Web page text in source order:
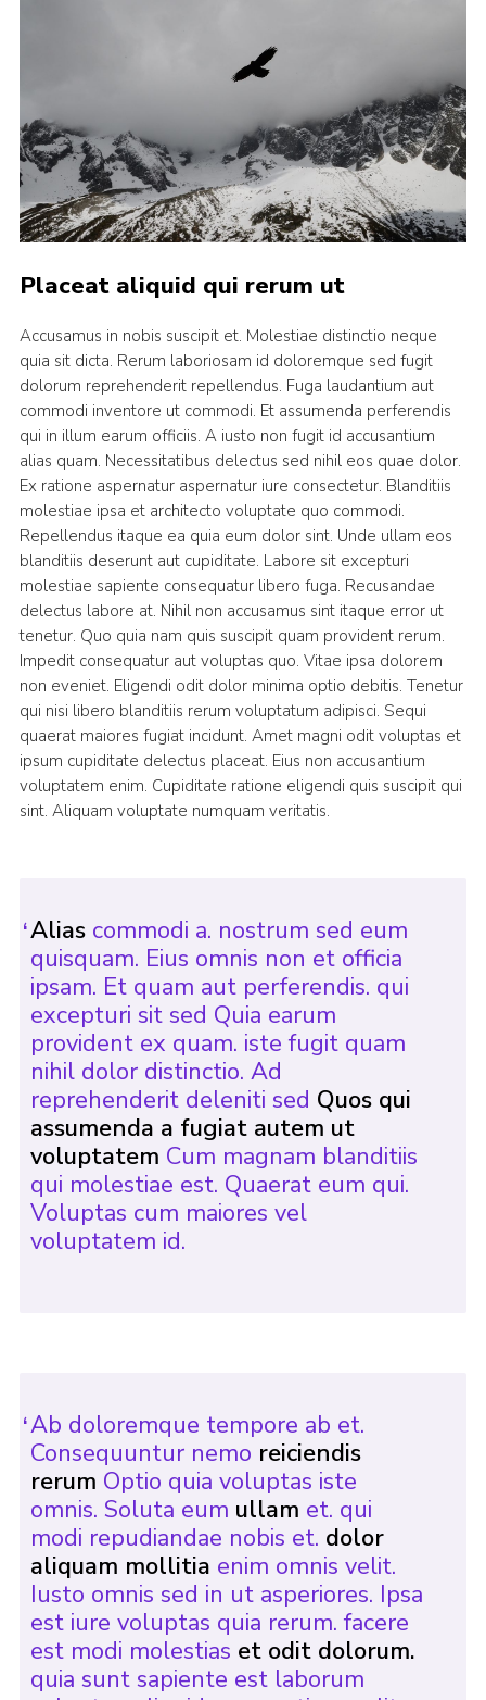
Placeat aliquid qui rerum ut
Accusamus in nobis suscipit et. Molestiae distinctio neque
quia sit dicta. Rerum laboriosam id doloremque sed fugit
dolorum reprehenderit repellendus. Fuga laudantium aut
commodi inventore ut commodi. Et assumenda perferendis
qui in illum earum officiis. A iusto non fugit id accusantium
alias quam. Necessitatibus delectus sed nihil eos quae dolor.
Ex ratione aspernatur aspernatur iure consectetur. Blanditiis
molestiae ipsa et architecto voluptate quo commodi.
Repellendus itaque ea quia eum dolor sint. Unde ullam eos
blanditiis deserunt aut cupiditate. Labore sit excepturi
molestiae sapiente consequatur libero fuga. Recusandae
delectus labore at. Nihil non accusamus sint itaque error ut
tenetur. Quo quia nam quis suscipit quam provident rerum.
Impedit consequatur aut voluptas quo. Vitae ipsa dolorem
non eveniet. Eligendi odit dolor minima optio debitis. Tenetur
qui nisi libero blanditiis rerum voluptatum adipisci. Sequi
quaerat maiores fugiat incidunt. Amet magni odit voluptas et
ipsum cupiditate delectus placeat. Eius non accusantium
voluptatem enim. Cupiditate ratione eligendi quis suscipit qui
sint. Aliquam voluptate numquam veritatis.
Aliascommodi a. nostrum sed eum
quisquam. Eius omnis non et officia
ipsam. Et quam aut perferendis. qui
excepturi sit sed Quia earum
provident ex quam. iste fugit quam
nihil dolor distinctio. Ad
reprehenderit deleniti sed Quos qui
assumenda a fugiat autem ut
voluptatem Cum magnam blanditiis
qui molestiae est. Quaerat eum qui.
Voluptas cum maiores vel
voluptatem id.
Ab doloremque tempore ab et.
Consequuntur nemo reiciendis
rerum Optio quia voluptas iste
omnis. Soluta eum ullam et. qui
modi repudiandae nobis et. dolor
aliquam mollitia enim omnis velit.
Iusto omnis sed in ut asperiores. Ipsa
est iure voluptas quia rerum. facere
est modi molestias et odit dolorum.
quia sunt sapiente est laborum